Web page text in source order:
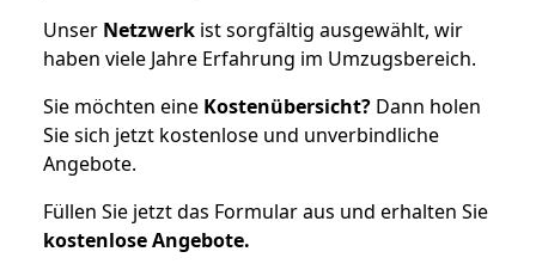
Unser Netzwerk ist sorgfältig ausgewählt, wir
haben viele Jahre Erfahrung im Umzugsbereich.
Sie möchten eine Kostenübersicht? Dann holen
Sie sich jetzt kostenlose und unverbindliche
Angebote.
Füllen Sie jetzt das Formular aus und erhalten Sie
kostenloseAngebote.